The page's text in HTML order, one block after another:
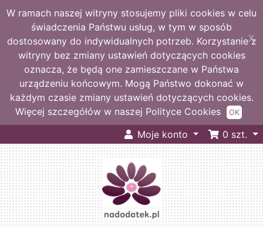
W ramach naszej witryny stosujemy pliki cookies w celu
świadczenia Państwu usług, w tym w sposób
dostosowany do indywidualnych potrzeb. Korzystanie z
witryny bez zmiany ustawień dotyczących cookies
oznacza, że będą one zamieszczane w Państwa
urządzeniu końcowym. Mogą Państwo dokonać w
każdym czasie zmiany ustawień dotyczących cookies.
Więcej szczegółów w naszej Polityce Cookies
X
OK
Moje konto 0 szt.